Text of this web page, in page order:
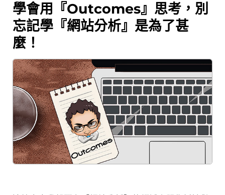
學會用『Outcomes』思考，別
忘記學『網站分析』是為了甚
麼！